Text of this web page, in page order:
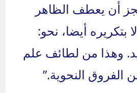
أن يعطف الظاهر
بتكريره أيضا، نحو:
وهذا من لطائف علم
الفروق النحوية.”